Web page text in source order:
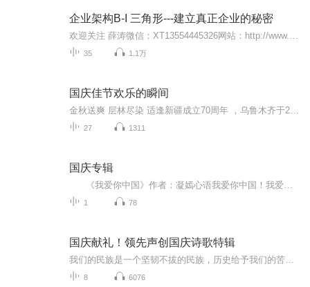
企业架构B-I 三角形---建立真正企业的秘密
35 1.1万
国庆佳节欢乐的瞬间
27 1311
国庆专辑
1 78
国庆献礼！领先声创国庆诗歌特辑
8 6076